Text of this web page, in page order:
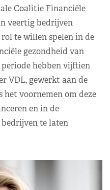
Coalitie Financiële
veertig bedrijven
rol te willen spelen in de
gezondheid van
hebben vijftien
VDL, gewerkt aan de
het voornemen om deze
en in de
te laten